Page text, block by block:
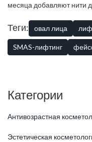
месяца добавляют нити
из-за риска перегрева
Теги: овал лица
SMAS-лифтинг
Категории
Антивозрастная
Эстетическая